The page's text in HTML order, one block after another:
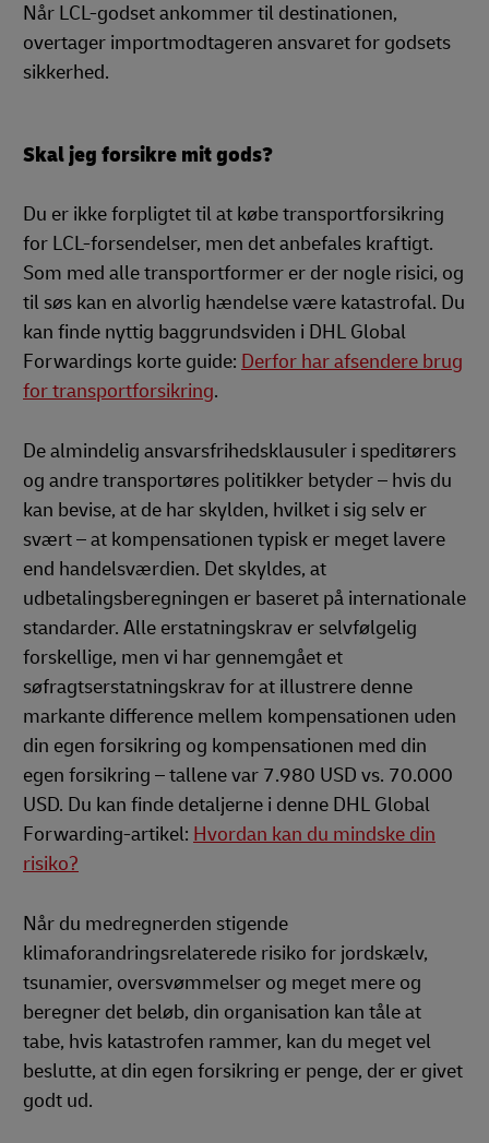
Når LCL-godset ankommer til destinationen,
overtager importmodtageren ansvaret for godsets
sikkerhed.
Skal jeg forsikre mit gods?
Du er ikke forpligtet til at købe transportforsikring
for LCL-forsendelser, men det anbefales kraftigt.
Som med alle transportformer er der nogle risici, og
til søs kan en alvorlig hændelse være katastrofal. Du
kan finde nyttig baggrundsviden i DHL Global
Forwardings korte guide: Derfor har afsendere brug
for transportforsikring.
De almindelig ansvarsfrihedsklausuler i speditørers
og andre transportøres politikker betyder – hvis du
kan bevise, at de har skylden, hvilket i sig selv er
svært – at kompensationen typisk er meget lavere
end handelsværdien. Det skyldes, at
udbetalingsberegningen er baseret på internationale
standarder. Alle erstatningskrav er selvfølgelig
forskellige, men vi har gennemgået et
søfragtserstatningskrav for at illustrere denne
markante difference mellem kompensationen uden
din egen forsikring og kompensationen med din
egen forsikring – tallene var 7.980 USD vs. 70.000
USD. Du kan finde detaljerne i denne DHL Global
Forwarding-artikel: Hvordan kan du mindske din
risiko?
Når du medregnerden stigende
klimaforandringsrelaterede risiko for jordskælv,
tsunamier, oversvømmelser og meget mere og
beregner det beløb, din organisation kan tåle at
tabe, hvis katastrofen rammer, kan du meget vel
beslutte, at din egen forsikring er penge, der er givet
godt ud.